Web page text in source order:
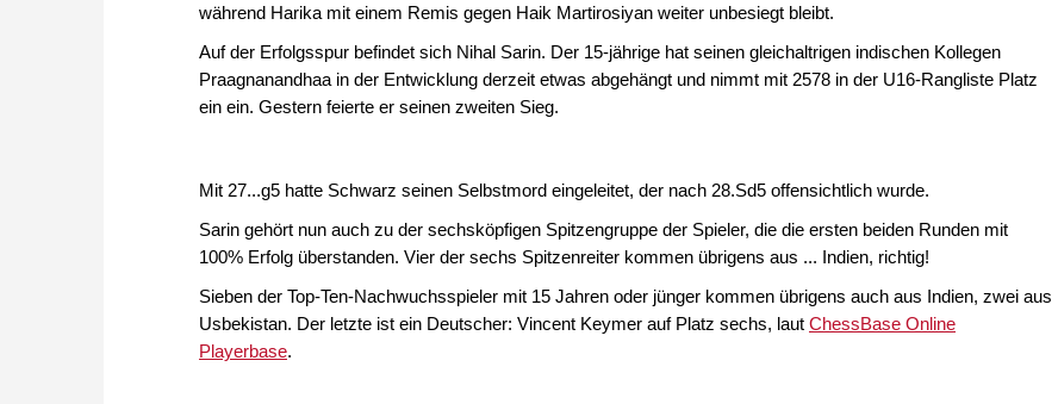
während Harika mit einem Remis gegen Haik Martirosiyan weiter unbesiegt bleibt.
Auf der Erfolgsspur befindet sich Nihal Sarin. Der 15-jährige hat seinen gleichaltrigen indischen Kollegen
Praagnanandhaa in der Entwicklung derzeit etwas abgehängt und nimmt mit 2578 in der U16-Rangliste Platz
ein ein. Gestern feierte er seinen zweiten Sieg.
Mit 27...g5 hatte Schwarz seinen Selbstmord eingeleitet, der nach 28.Sd5 offensichtlich wurde.
Sarin gehört nun auch zu der sechsköpfigen Spitzengruppe der Spieler, die die ersten beiden Runden mit
100% Erfolg überstanden. Vier der sechs Spitzenreiter kommen übrigens aus ... Indien, richtig!
Sieben der Top-Ten-Nachwuchsspieler mit 15 Jahren oder jünger kommen übrigens auch aus Indien, zwei aus
Usbekistan. Der letzte ist ein Deutscher: Vincent Keymer auf Platz sechs, laut ChessBase Online
Playerbase.